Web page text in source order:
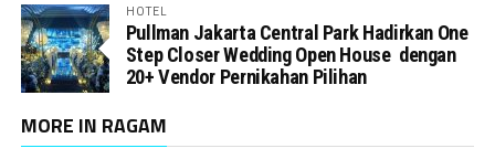
HOTEL
Pullman Jakarta Central Park Hadirkan One
Step Closer Wedding Open House dengan
20+ Vendor Pernikahan Pilihan
MORE IN RAGAM